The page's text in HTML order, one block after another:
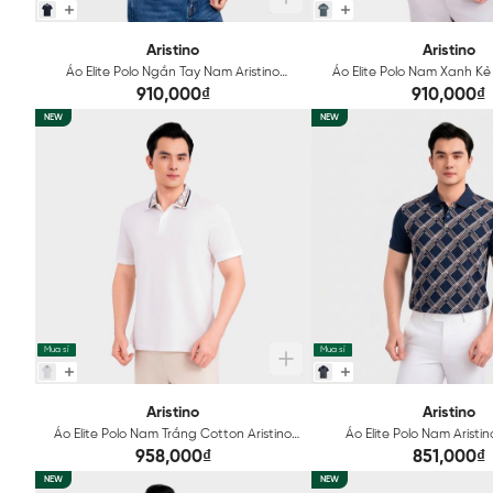
Aristino
Áo Elite Polo Ngắn Tay Nam Aristino
APS605EDP01
910,000₫
Aristino
Áo Elite Polo Nam Xanh
APS601EDP01
910,000₫
NEW
Mua sỉ
Aristino
Áo Elite Polo Nam Trắng Cotton Aristino
APS604EDP01
958,000₫
NEW
Mua sỉ
Aristino
Áo Elite Polo Nam
APS606EDP01
851,000₫
NEW NEW